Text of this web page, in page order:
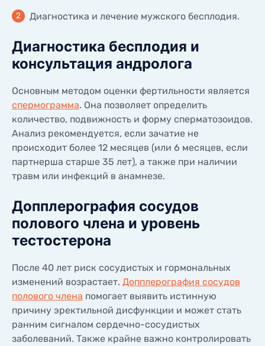
Диагностика и лечение мужского бесплодия.
Диагностика бесплодия и
консультация андролога
Основным методом оценки фертильности является
спермограмма. Она позволяет определить
количество, подвижность и форму сперматозоидов.
Анализ рекомендуется, если зачатие не
происходит более 12 месяцев (или 6 месяцев, если
партнерша старше 35 лет), а также при наличии
травм или инфекций в анамнезе.
Допплерография сосудов
полового члена и уровень
тестостерона
После 40 лет риск сосудистых и гормональных
изменений возрастает. Допплерография сосудов
полового члена помогает выявить истинную
причину эректильной дисфункции и может стать
ранним сигналом сердечно-сосудистых
заболеваний. Также крайне важно контролировать